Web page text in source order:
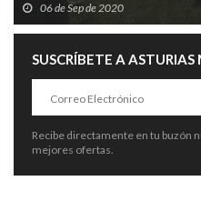
06 de Sep de 2020
SUSCRÍBETE A
Recibe directamente en tu buzón
mejores ofertas.